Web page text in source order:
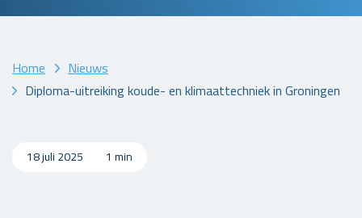
Home
Nieuws
Diploma-uitreiking koude- en klimaattechniek in Groningen
18 juli 2025 1 min